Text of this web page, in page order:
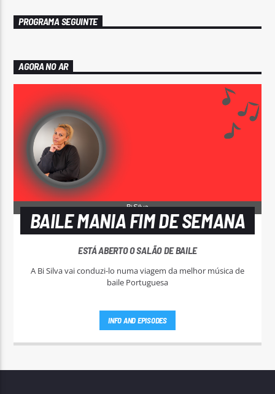
PROGRAMA SEGUINTE
AGORA NO AR
BAILE MANIA FIM DE SEMANA
ESTÁ ABERTO O SALÃO DE BAILE
A Bi Silva vai conduzi-lo numa viagem da melhor música de
baile Portuguesa
INFO AND EPISODES